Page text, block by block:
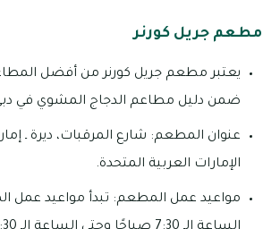
مطعم جريل كورنر
يعتبر مطعم جريل كورنر من أفضل
ضمن دليل مطاعم الدجاج المشوي في
عنوان المطعم: شارع المرقبات، ديرة ـ
الإمارات العربية المتحدة.
مواعيد عمل المطعم: تبدأ مواعيد عمل